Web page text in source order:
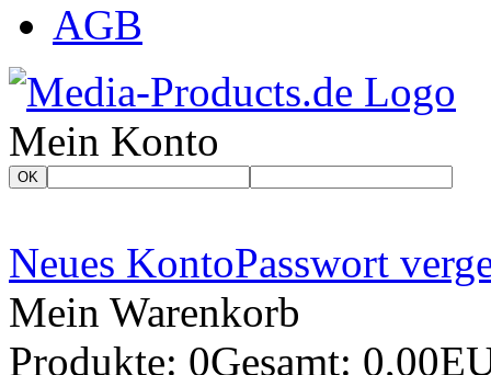
AGB
Mein Konto
OK
Neues KontoPasswort
Mein Warenkorb
Produkte: 0Gesamt: